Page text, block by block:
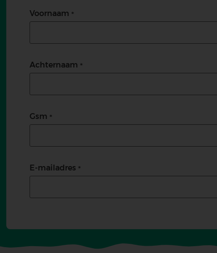
Voornaam
Achternaam
Gsm
E-mailadres